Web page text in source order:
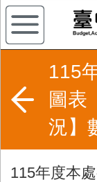
115
圖表
況】
115年度本